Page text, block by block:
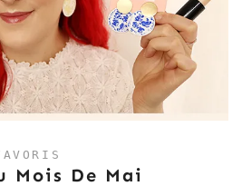
Mois De Mai